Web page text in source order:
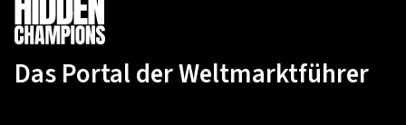
Das Portal der Weltmarktführer